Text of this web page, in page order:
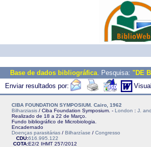
Base de dados bibliográfica. Pesquisa: "DE
Enviar resultados por:
CIBA FOUNDATION SYMPOSIUM. Cairo, 1962
Bilharziasis / Ciba Foundation Symposium. - London : J.
Realizado de 18 a 22 de Março.
Fundo bibliográfico de Microbiologia.
Encadernado
Doenças parasitárias / Bilharzíase / Congresso
CDU:616.995.122
COTA:E2/2 IHMT 257/2012